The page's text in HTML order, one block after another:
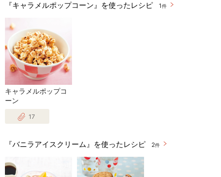
『キャラメルポップコーン』を使ったレシピ 1 件
キャラメルポップコ
ーン
17
『バニラアイスクリーム』を使ったレシピ 2件